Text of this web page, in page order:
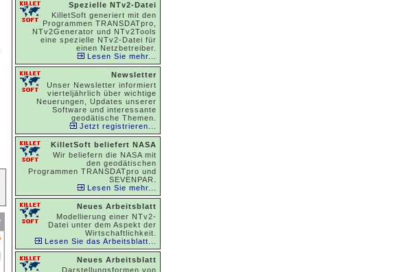
Spezielle NTv2-Datei
KilletSoft generiert mit den
Programmen TRANSDATpro,
NTv2Generator und NTv2Tools
eine spezielle NTv2-Datei für
einen Netzbetreiber.
Lesen Sie mehr...
Newsletter
Unser Newsletter informiert
vierteljährlich über wichtige
Neuerungen, Updates unserer
Software und interessante
geodätische Themen.
Jetzt registrieren...
KilletSoft beliefert NASA
Wir beliefern die NASA mit
den geodätischen
Programmen TRANSDATpro und
SEVENPAR.
Lesen Sie mehr...
Neues Arbeitsblatt
Modellierung einer NTv2-
Datei unter dem Aspekt der
Wirtschaftlichkeit.
Lesen Sie das Arbeitsblatt...
Neues Arbeitsblatt
Darstellungsformen von